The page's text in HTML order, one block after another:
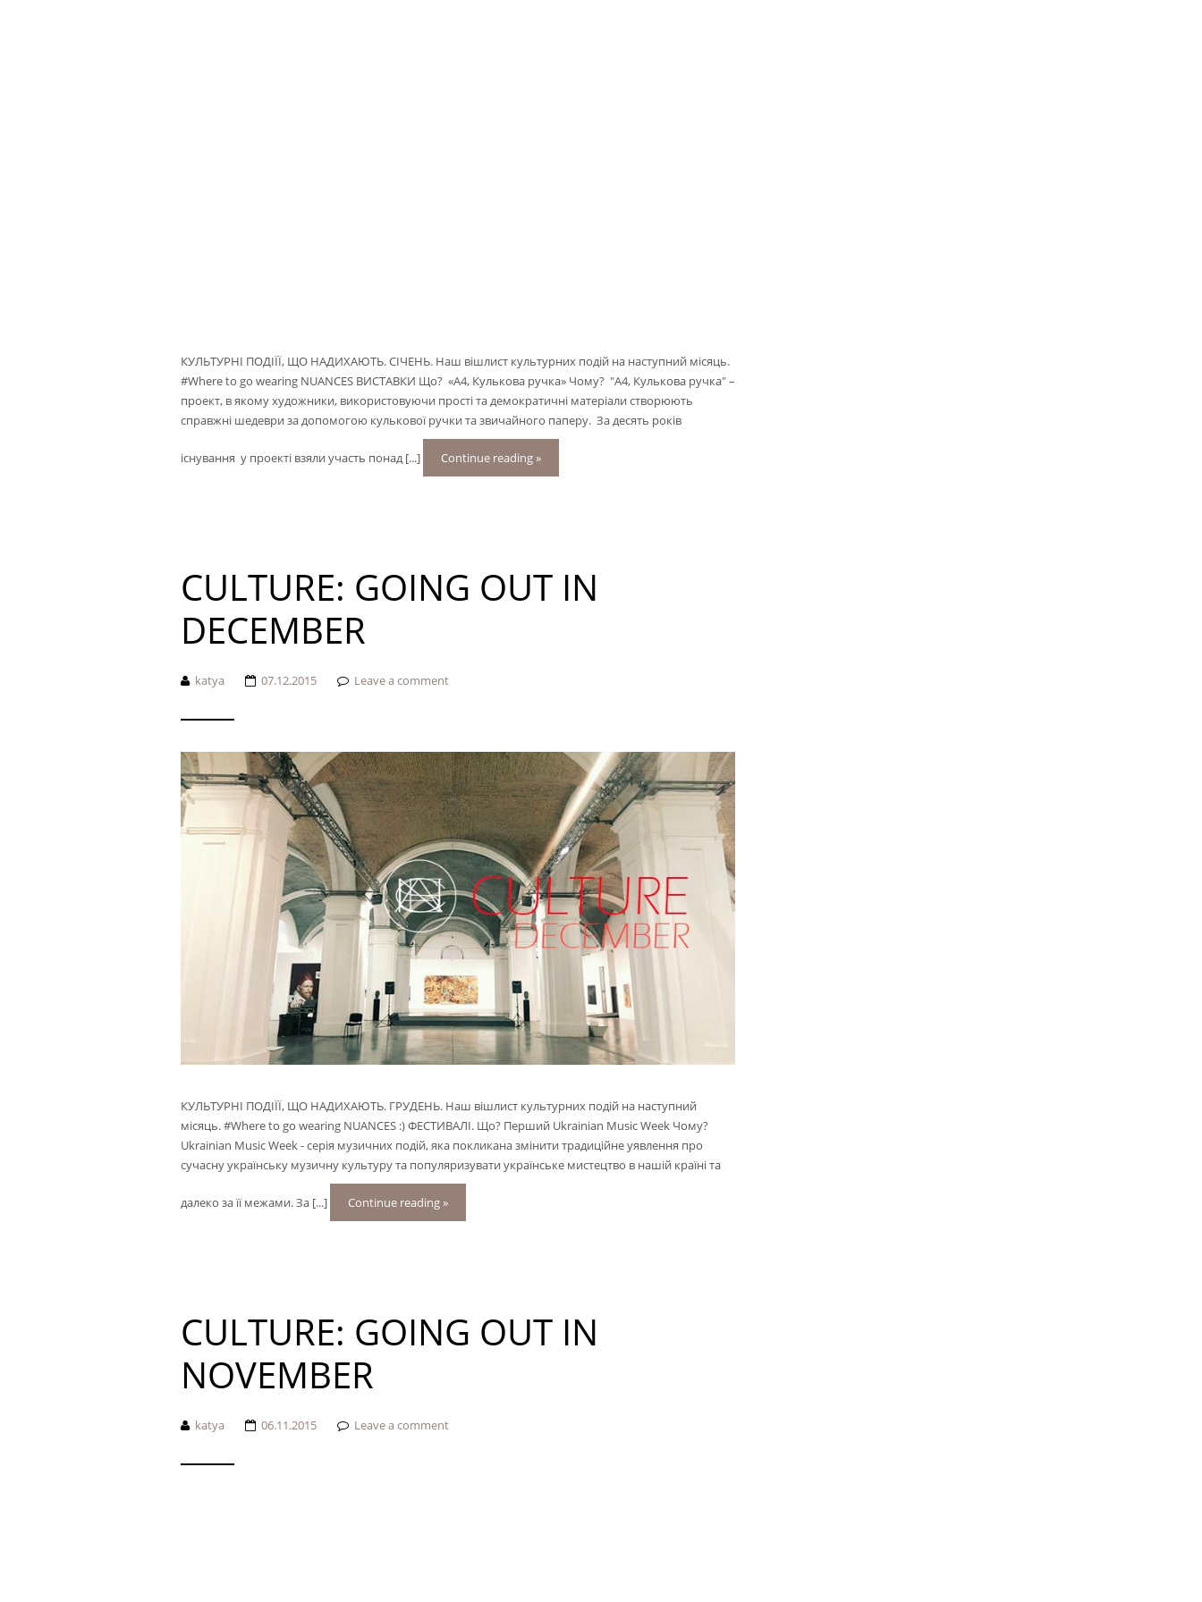
КУЛЬТУРНІ ПОДІЇЇ, ЩО НАДИХАЮТЬ. СІЧЕНЬ. Наш вішлист культурних подій на наступний місяць.
#Where to go wearing NUANCES ВИСТАВКИ Що? «А4, Кулькова ручка» Чому? "А4, Кулькова ручка" –
проект, в якому художники, використовуючи прості та демократичні матеріали створюють
справжні шедеври за допомогою кулькової ручки та звичайного паперу. За десять років
існування у проекті взяли участь понад [...] Continue reading »
CULTURE: GOING OUT IN
DECEMBER
katya 07.12.2015 Leave a comment
КУЛЬТУРНІ ПОДІЇЇ, ЩО НАДИХАЮТЬ. ГРУДЕНЬ. Наш вішлист культурних подій на наступний
місяць. #Where to go wearing NUANCES :) ФЕСТИВАЛІ. Що? Перший Ukrainian Music Week Чому?
Ukrainian Music Week - серія музичних подій, яка покликана змінити традиційне уявлення про
сучасну українську музичну культуру та популяризувати українське мистецтво в нашій країні та
далеко за її межами. За [...] Continue reading »
CULTURE: GOING OUT IN
NOVEMBER
katya 06.11.2015 Leave a comment